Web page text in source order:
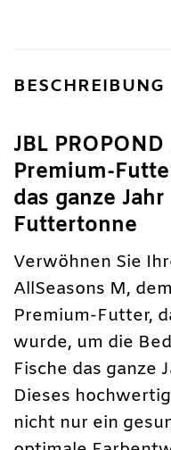
BESCHREIBUNG
JBL
Premium-
das ganze
Futtertonne
Verwöhnen Sie
AllSeasons M,
Premium-Futter,
wurde, um die
Fische das ganze
Dieses
nicht nur ein